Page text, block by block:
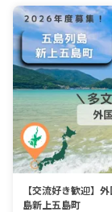
【交流好き歓迎】
島新上五島町